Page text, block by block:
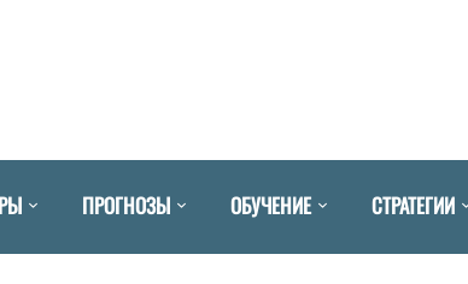
ПРОГНОЗЫ ОБУЧЕНИЕ СТРАТЕГИИ